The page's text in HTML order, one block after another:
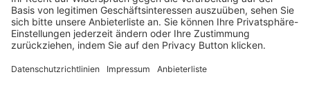
Login SpielPlus
FOLGE DEM BFV